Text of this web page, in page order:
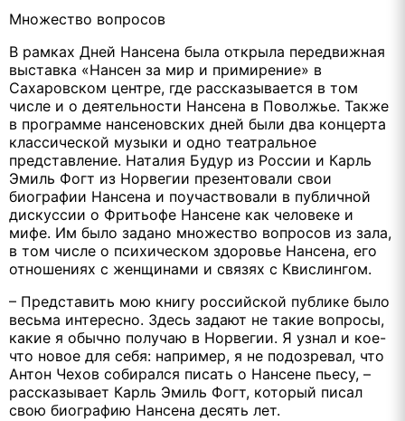
Множество вопросов
В рамках Дней Нансена была открыла передвижная
выставка «Нансен за мир и примирение» в
Сахаровском центре, где рассказывается в том
числе и о деятельности Нансена в Поволжье. Также
в программе нансеновских дней были два концерта
классической музыки и одно театральное
представление. Наталия Будур из России и Карль
Эмиль Фогт из Норвегии презентовали свои
биографии Нансена и поучаствовали в публичной
дискуссии о Фритьофе Нансене как человеке и
мифе. Им было задано множество вопросов из зала,
в том числе о психическом здоровье Нансена, его
отношениях с женщинами и связях с Квислингом.
– Представить мою книгу российской публике было
весьма интересно. Здесь задают не такие вопросы,
какие я обычно получаю в Норвегии. Я узнал и кое-
что новое для себя: например, я не подозревал, что
Антон Чехов собирался писать о Нансене пьесу, –
рассказывает Карль Эмиль Фогт, который писал
свою биографию Нансена десять лет.